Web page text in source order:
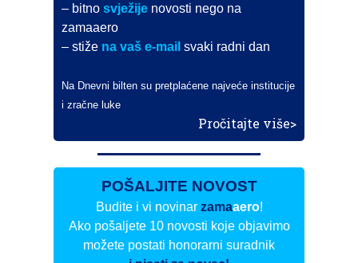
– bitnosvježije novosti nego na
zamaaero
– stiže na vaš e-mail svaki radni dan
Na Dnevni bilten su pretplaćene najveće institucije
i zračne luke
Pročitajte više>
POŠALJITE NOVOST
Budite i vi novinar zamaaero!
Ako pošaljete 10 novosti koje objavimo
možete postati honorarni suradnik